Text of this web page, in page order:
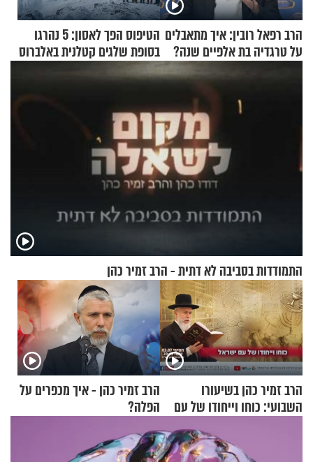
הרב רפאל רובין: איך מתאבלים
על טרגדיה בת אלפיים שנה?
הטיפוס הפך לאסון: 5 נהרגו
בסופת שלגים קטלנית באלברוס
התמודדות בסביבה לא דתית - הרב זמיר כהן
הרב זמיר כהן בשיעורו
השבועי: כוחו וייחודו של עם
הרב זמיר כהן - איך מכפרים על
הפלה?